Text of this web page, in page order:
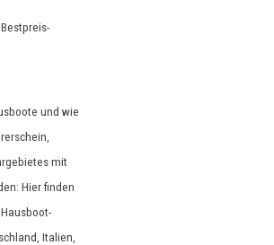
und wie
mit
Hier finden
Italien,